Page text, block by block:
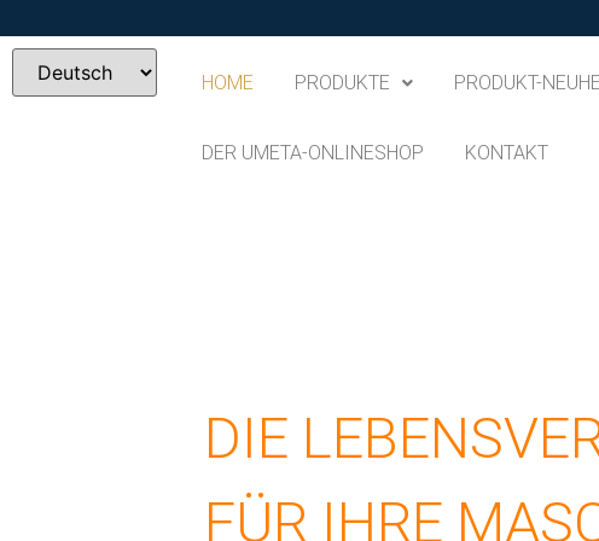
HOME PRODUKTE PRODUKT-
DER UMETA-ONLINESHOP KONTAKT
DIE
FÜR IHRE